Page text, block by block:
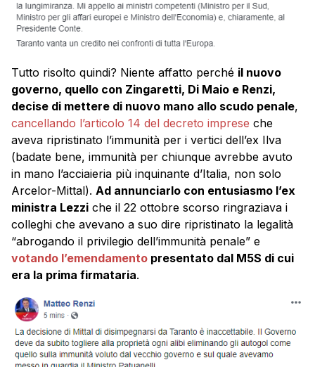
Tutto risolto quindi? Niente affatto perché il nuovo
governo, quello con Zingaretti, Di Maio e Renzi,
decise di mettere di nuovo mano allo scudo penale,
cancellando l’articolo 14 del decreto imprese che
aveva ripristinato l’immunità per i vertici dell’ex Ilva
(badate bene, immunità per chiunque avrebbe avuto
in mano l’acciaieria più inquinante d’Italia, non solo
Arcelor-Mittal). Ad annunciarlo con entusiasmo l’ex
ministra Lezzi che il 22 ottobre scorso ringraziava i
colleghi che avevano a suo dire ripristinato la legalità
“abrogando il privilegio dell’immunità penale” e
votando l’emendamento presentato dal M5S di cui
era la prima firmataria.